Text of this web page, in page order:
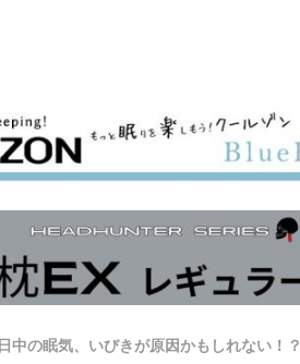
日中の眠気、いびきが原因かもしれない！？